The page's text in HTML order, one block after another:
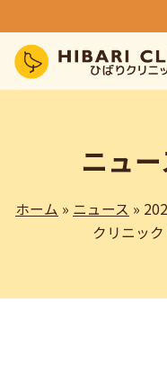
ニュ
ホーム » ニュース »
クリニッ